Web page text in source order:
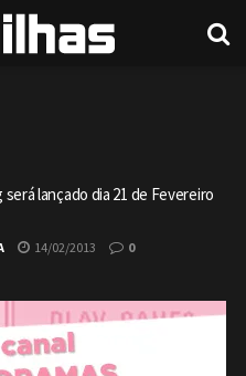
será lançado dia 21 de Fevereiro
14/02/2013 0